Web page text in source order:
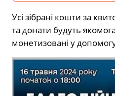
Усі зібрані кошти за
та донати будуть
монетизовані у